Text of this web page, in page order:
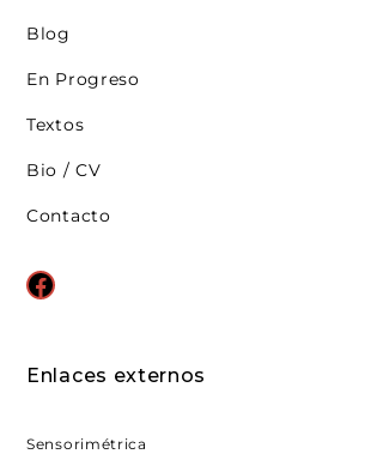
Blog
En Progreso
Textos
Bio / CV
Contacto
Facebook
Enlaces externos
Sensorimétrica